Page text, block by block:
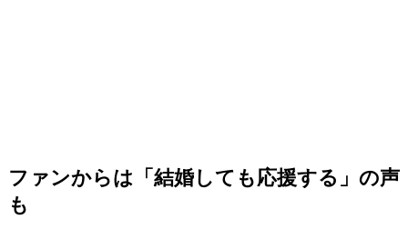
ファンからは「結婚しても応援する」の声
も